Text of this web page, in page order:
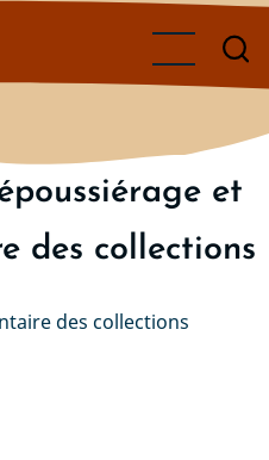
et
des collections
des collections